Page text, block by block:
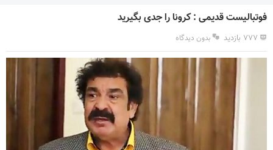
فوتبالیست قدیمی : کرونا را جدی بگیرید
۷۷۷ بازدید بدون دیدگاه